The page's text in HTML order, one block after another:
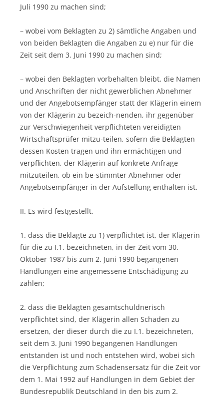
Juli 1990 zu machen sind;
– wobei vom Beklagten zu 2) sämtliche Angaben und
von beiden Beklagten die Angaben zu e) nur für die
Zeit seit dem 3. Juni 1990 zu machen sind;
– wobei den Beklagten vorbehalten bleibt, die Namen
und Anschriften der nicht gewerblichen Abnehmer
und der Angebotsempfänger statt der Klägerin einem
von der Klägerin zu bezeich-nenden, ihr gegenüber
zur Verschwiegenheit verpflichteten vereidigten
Wirtschaftsprüfer mitzu-teilen, sofern die Beklagten
dessen Kosten tragen und ihn ermächtigen und
verpflichten, der Klägerin auf konkrete Anfrage
mitzuteilen, ob ein be-stimmter Abnehmer oder
Angebotsempfänger in der Aufstellung enthalten ist.
II. Es wird festgestellt,
1. dass die Beklagte zu 1) verpflichtet ist, der Klägerin
für die zu I.1. bezeichneten, in der Zeit vom 30.
Oktober 1987 bis zum 2. Juni 1990 begangenen
Handlungen eine angemessene Entschädigung zu
zahlen;
2. dass die Beklagten gesamtschuldnerisch
verpflichtet sind, der Klägerin allen Schaden zu
ersetzen, der dieser durch die zu I.1. bezeichneten,
seit dem 3. Juni 1990 begangenen Handlungen
entstanden ist und noch entstehen wird, wobei sich
die Verpflichtung zum Schadensersatz für die Zeit vor
dem 1. Mai 1992 auf Handlungen in dem Gebiet der
Bundesrepublik Deutschland in den bis zum 2.